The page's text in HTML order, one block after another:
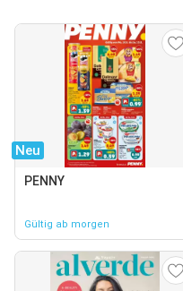
Neu
PENNY
Gültig ab morgen